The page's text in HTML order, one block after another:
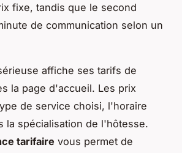
fixe, tandis que le second
de communication selon un
affiche ses tarifs de
la page d'accueil. Les prix
de service choisi, l'horaire
la spécialisation de l'hôtesse.
tarifaire vous permet de